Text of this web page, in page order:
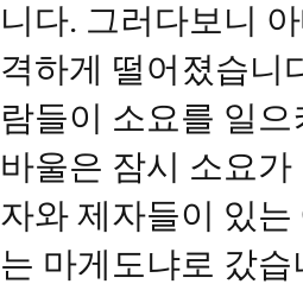
니다. 그러다보니
격하게 떨어졌습니
람들이 소요를 일
바울은 잠시 소요
자와 제자들이 있
는 마게도냐로 갔